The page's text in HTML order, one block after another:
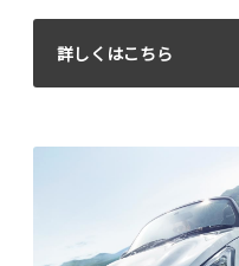
詳しくはこちら